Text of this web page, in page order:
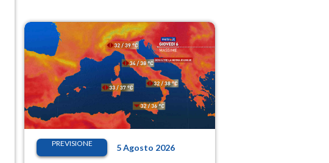
PREVISIONE 5 Agosto 2026